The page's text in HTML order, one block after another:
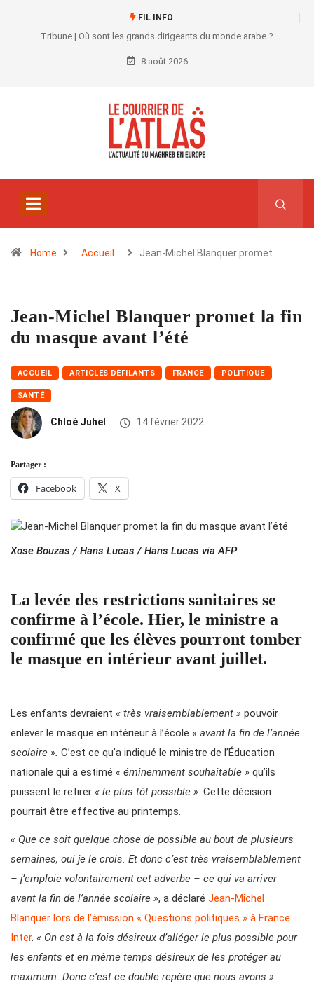
FIL INFO
Tribune | Où sont les grands dirigeants du monde arabe ?
8 août 2026
Home Accueil Jean-Michel Blanquer promet…
Jean-Michel Blanquer promet la fin
du masque avant l’été
ACCUEIL ARTICLES DÉFILANTS FRANCE POLITIQUE
SANTÉ
Chloé Juhel 14 février 2022
Partager :
Facebook X
Xose Bouzas / Hans Lucas / Hans Lucas via AFP
La levée des restrictions sanitaires se
confirme à l’école. Hier, le ministre a
confirmé que les élèves pourront tomber
le masque en intérieur avant juillet.
Les enfants devraient « très vraisemblablement » pouvoir
enlever le masque en intérieur à l’école « avant la fin de l’année
scolaire ». C’est ce qu’a indiqué le ministre de l’Éducation
nationale qui a estimé « éminemment souhaitable » qu’ils
puissent le retirer « le plus tôt possible ». Cette décision
pourrait être effective au printemps.
« Que ce soit quelque chose de possible au bout de plusieurs
semaines, oui je le crois. Et donc c’est très vraisemblablement
– j’emploie volontairement cet adverbe – ce qui va arriver
avant la fin de l’année scolaire », a déclaré Jean-Michel
Blanquer lors de l’émission « Questions politiques » à France
Inter. « On est à la fois désireux d’alléger le plus possible pour
les enfants et en même temps désireux de les protéger au
maximum. Donc c’est ce double repère que nous avons ».